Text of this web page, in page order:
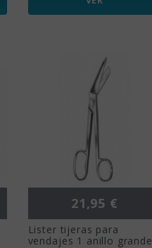
Precio
21,95 €
Lister tijeras para
vendajes 1 anillo grande